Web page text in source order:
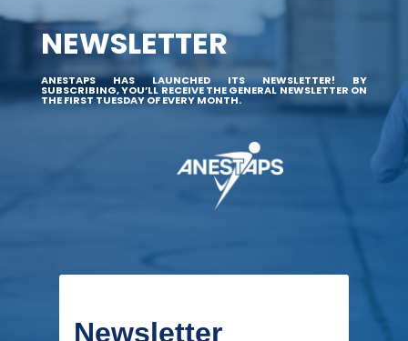
NEWSLETTER
ANESTAPS HAS LAUNCHED ITS NEWSLETTER! BY
SUBSCRIBING, YOU’LL RECEIVE THE GENERAL NEWSLETTER ON
THE FIRST TUESDAY OF EVERY MONTH.